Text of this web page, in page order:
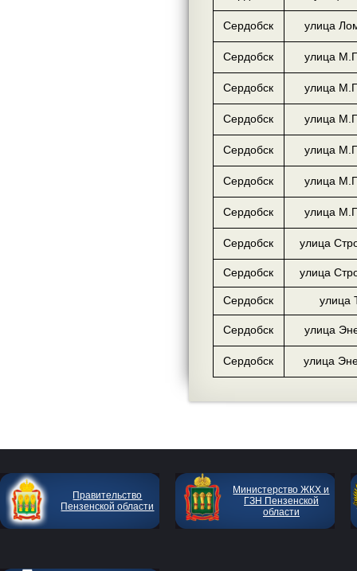
Сердобск улица
Сердобск улица
Сердобск улица
Сердобск улица
Сердобск улица
Сердобск улица
Сердобск улица
Сердобск улица
Сердобск улица
Сердобск улица
Сердобск улица
Сердобск улица
Правительство
Пензенской области
Министерство ЖКХ и
ГЗН Пензенской
области